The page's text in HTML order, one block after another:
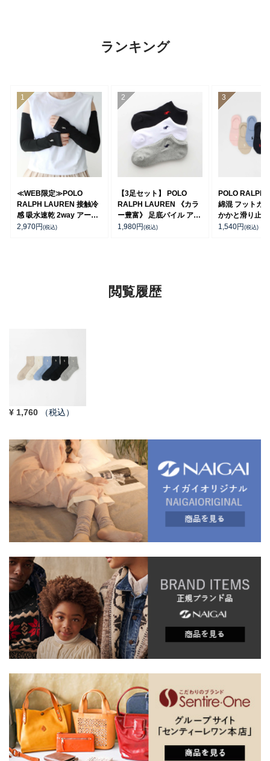
ランキング
≪WEB限定≫POLO
RALPH LAUREN 接触冷
感 吸水速乾 2way アーム
カバー ＆ レッグウォーマ
2,970円 (税込)
【3足セット】 POLO
RALPH LAUREN 《カラ
ー豊富》 足底パイル アー
チサポート ワンポイント
1,980円(税込)
POLO RALPH
綿混 フットカ
かかと滑り止
ーソックス レ
1,540円(税込)
閲覧履歴
¥ 1,760 （税込）